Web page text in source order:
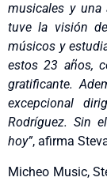
musicales y una
tuve la visión
músicos y
estos 23 años,
gratificante.
excepcional
Rodríguez. Sin
hoy”, afirma
Micheo Music,